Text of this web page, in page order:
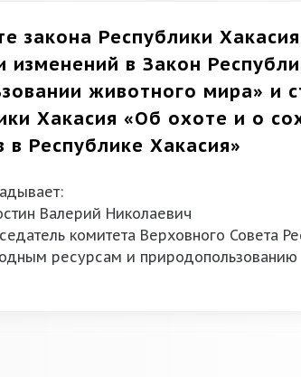
закона Республики
изменений в Закон
животного мира» и
Хакасия «Об охоте и о
в Республике Хакасия»
Валерий Николаевич
комитета Верховного Совета
ресурсам и природопользованию